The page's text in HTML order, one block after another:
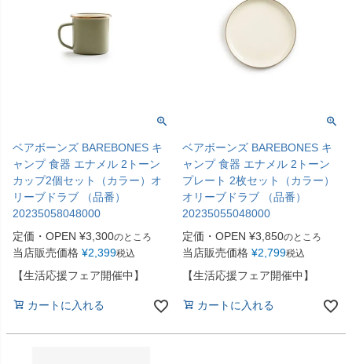
ベアボーンズ BAREBONES キ
ャンプ 食器 エナメル 2トーン
カップ2個セット（カラー）オ
リーブドラブ （品番）
20235058048000
定価・OPEN ¥3,300のところ
当店販売価格 ¥2,399税込
【生活応援フェア開催中】
カートに入れる
ベアボーンズ BAREBONES キ
ャンプ 食器 エナメル 2トーン
プレート 2枚セット（カラー）
オリーブドラブ （品番）
20235055048000
定価・OPEN ¥3,850のところ
当店販売価格 ¥2,799税込
【生活応援フェア開催中】
カートに入れる